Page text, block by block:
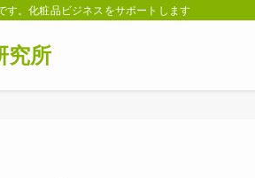
す。化粧品ビジネスをサポートします
究所